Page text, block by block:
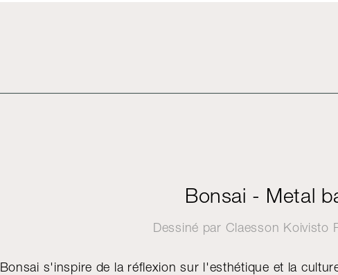
Bonsai - Metal
Dessiné par Claesson Koivisto
Bonsai s'inspire de la réflexion sur l'esthétique et la